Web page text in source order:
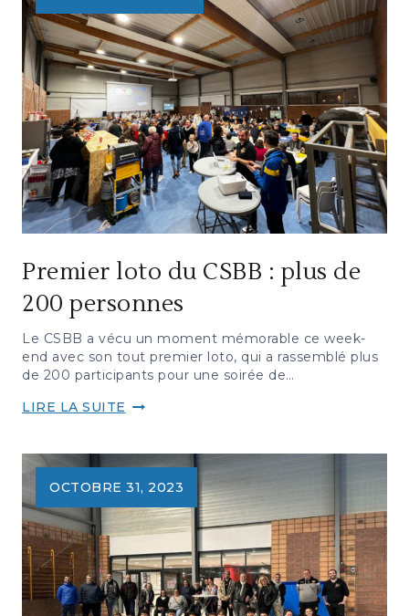
VOTRE
PLACE
!
Premier loto du CSBB : plus de
200 personnes
Le CSBB a vécu un moment mémorable ce week-
end avec son tout premier loto, qui a rassemblé plus
de 200 participants pour une soirée de…
LIRE LA SUITE PREMIER
CSBB
:
PLUS
DE
PERSONNES
OCTOBRE 31, 2023